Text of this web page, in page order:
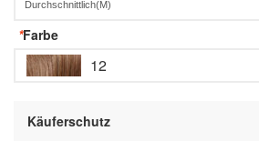
*Farbe
12
Käuferschutz